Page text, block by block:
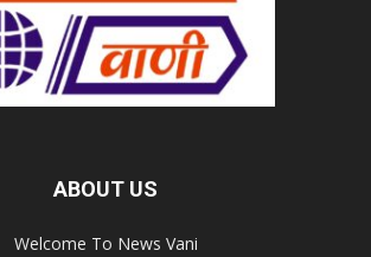
ABOUT US
Welcome To News Vani